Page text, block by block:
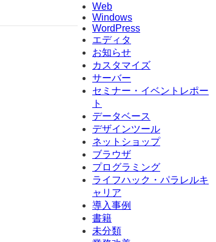
Web
Windows
WordPress
エディタ
お知らせ
カスタマイズ
サーバー
セミナー・イベントレポー
ト
データベース
デザインツール
ネットショップ
ブラウザ
プログラミング
ライフハック・パラレルキ
ャリア
導入事例
書籍
未分類